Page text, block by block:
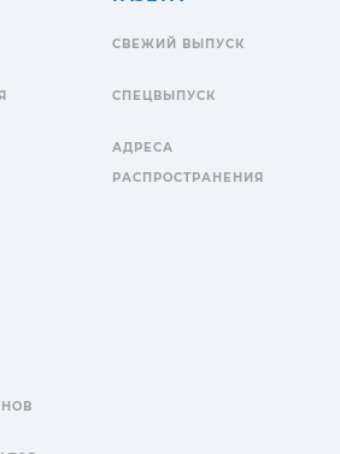
СВЕЖИЙ ВЫПУСК
СПЕЦВЫПУСК
АДРЕСА
РАСПРОСТРАНЕНИЯ